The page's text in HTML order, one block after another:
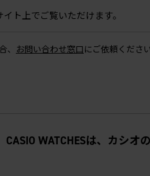
ト上でご覧いただけます。
お問い合わせ窓口 にご依頼ください
CASIO WATCHESは、カシ